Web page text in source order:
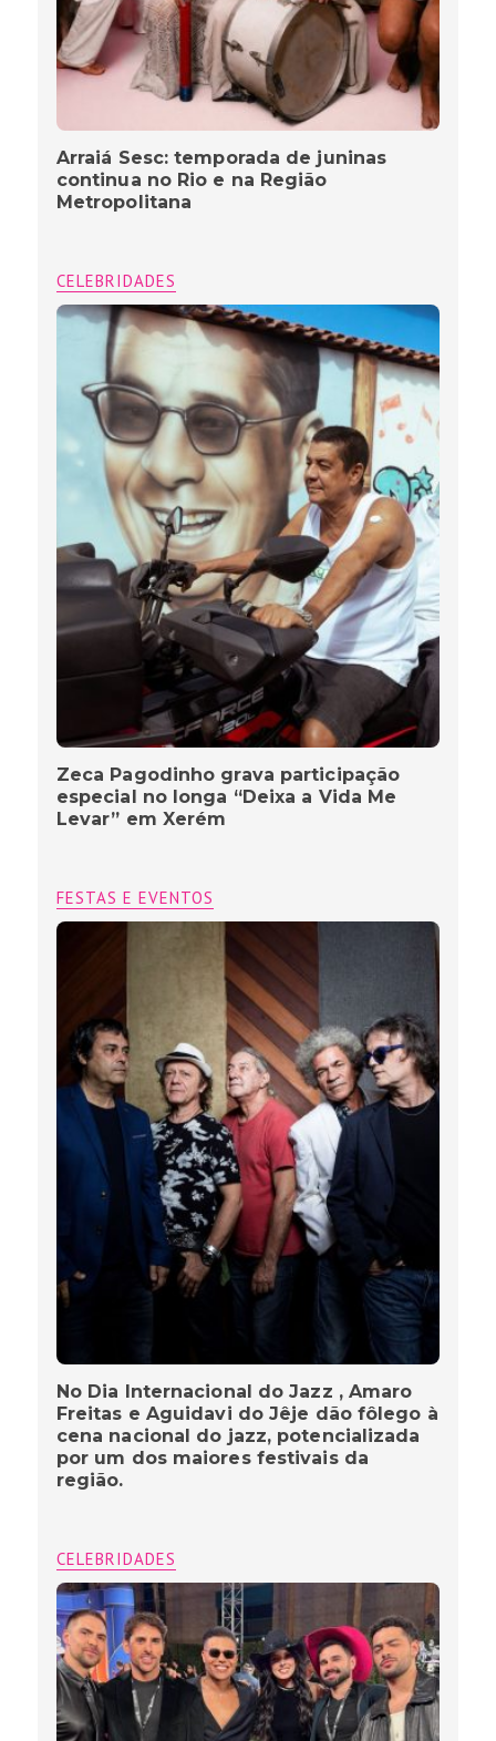
Arraiá Sesc: temporada de juninas
continua no Rio e na Região
Metropolitana
CELEBRIDADES
Zeca Pagodinho grava participação
especial no longa “Deixa a Vida Me
Levar” em Xerém
FESTAS E EVENTOS
No Dia Internacional do Jazz , Amaro
Freitas e Aguidavi do Jêje dão fôlego à
cena nacional do jazz, potencializada
por um dos maiores festivais da
região.
CELEBRIDADES